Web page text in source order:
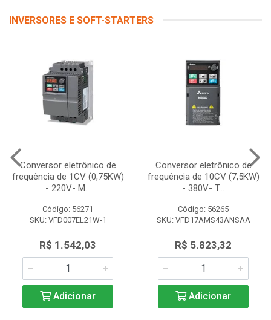
INVERSORES E SOFT-STARTERS
Conversor eletrônico de
frequência de 1CV (0,75KW)
- 220V- M...
Código: 56271
SKU: VFD007EL21W-1
R$ 1.542,03
Adicionar
Conversor eletrônico de
frequência de 10CV (7,5KW)
- 380V- T...
Código: 56265
SKU: VFD17AMS43ANSAA
R$ 5.823,32
Adicionar